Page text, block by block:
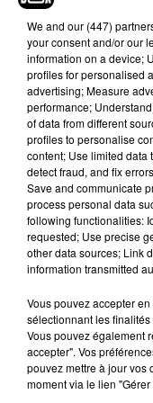
Cependant, en
d'être hospitalisés ou
sauver des vies en
virus."
Hip-Hop News
We and our (447)
your consent and/or our
information on a device;
profiles for personalised
advertising; Measure
performance;
of data from different
profiles to personalise
content; Use limited data
detect fraud, and fix
Save and communicate
process personal data
following functionalities:
requested; Use precise
other data sources; Link
information transmitted
Vous pouvez accepter
sélectionnant les
Vous pouvez également
accepter". Vos
pouvez mettre à jour vos
moment via le lien